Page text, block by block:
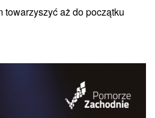
towarzyszyć aż do początku